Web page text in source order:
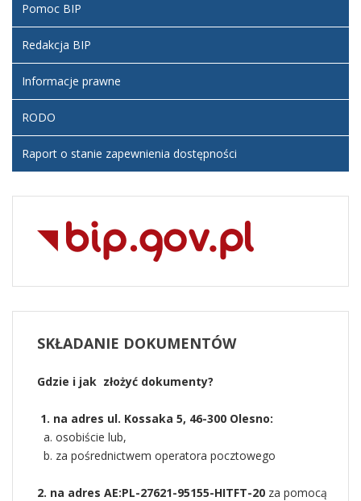
Pomoc BIP
Redakcja BIP
Informacje prawne
RODO
Raport o stanie zapewnienia dostępności
SKŁADANIE DOKUMENTÓW
Gdzie i jak złożyć dokumenty?
1. na adres ul. Kossaka 5, 46-300 Olesno:
a. osobiście lub,
b. za pośrednictwem operatora pocztowego
2. na adres AE:PL-27621-95155-HITFT-20 za pomocą